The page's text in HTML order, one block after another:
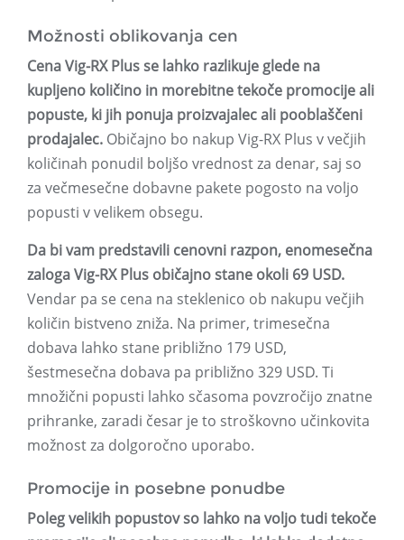
Možnosti oblikovanja cen
Cena Vig-RX Plus se lahko razlikuje glede na
kupljeno količino in morebitne tekoče promocije ali
popuste, ki jih ponuja proizvajalec ali pooblaščeni
prodajalec. Običajno bo nakup Vig-RX Plus v večjih
količinah ponudil boljšo vrednost za denar, saj so
za večmesečne dobavne pakete pogosto na voljo
popusti v velikem obsegu.
Da bi vam predstavili cenovni razpon, enomesečna
zaloga Vig-RX Plus običajno stane okoli 69 USD.
Vendar pa se cena na steklenico ob nakupu večjih
količin bistveno zniža. Na primer, trimesečna
dobava lahko stane približno 179 USD,
šestmesečna dobava pa približno 329 USD. Ti
množični popusti lahko sčasoma povzročijo znatne
prihranke, zaradi česar je to stroškovno učinkovita
možnost za dolgoročno uporabo.
Promocije in posebne ponudbe
Poleg velikih popustov so lahko na voljo tudi tekoče